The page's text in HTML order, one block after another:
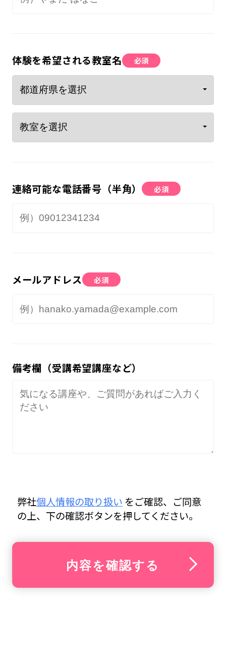
体験を希望される教室名 必須
連絡可能な電話番号（半角） 必須
メールアドレス 必須
備考欄（受講希望講座など）
弊社個人情報の取り扱い をご確認、ご同意
の上、下の確認ボタンを押してください。